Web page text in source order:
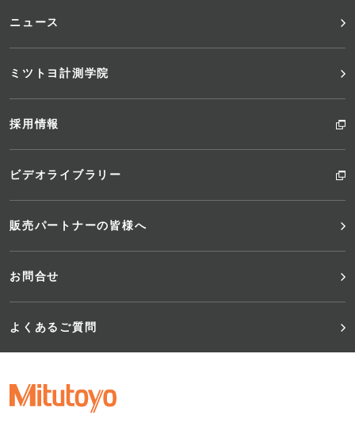
ニュース
ミツトヨ計測学院
採用情報
ビデオライブラリー
販売パートナーの皆様へ
お問合せ
よくあるご質問